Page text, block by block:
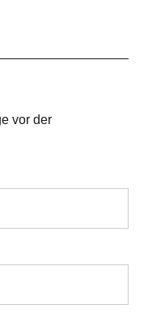
vor der